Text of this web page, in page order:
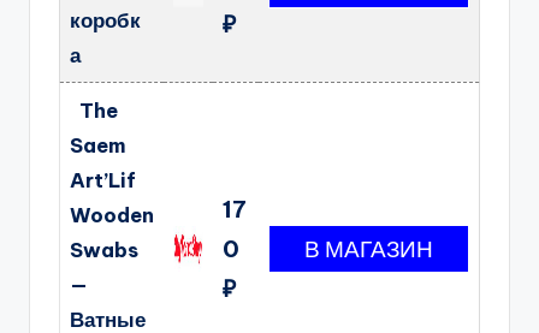
коробк
а
₽
The
Saem
Art’Lif
Wooden
Swabs
—
Ватные
17
0
₽